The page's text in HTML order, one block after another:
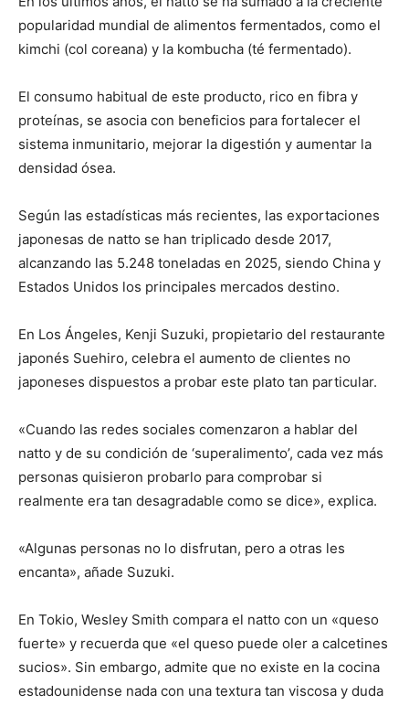
popularidad mundial de alimentos fermentados, como el
kimchi (col coreana) y la kombucha (té fermentado).
El consumo habitual de este producto, rico en fibra y
proteínas, se asocia con beneficios para fortalecer el
sistema inmunitario, mejorar la digestión y aumentar la
densidad ósea.
Según las estadísticas más recientes, las exportaciones
japonesas de natto se han triplicado desde 2017,
alcanzando las 5.248 toneladas en 2025, siendo China y
Estados Unidos los principales mercados destino.
En Los Ángeles, Kenji Suzuki, propietario del restaurante
japonés Suehiro, celebra el aumento de clientes no
japoneses dispuestos a probar este plato tan particular.
«Cuando las redes sociales comenzaron a hablar del
natto y de su condición de ‘superalimento’, cada vez más
personas quisieron probarlo para comprobar si
realmente era tan desagradable como se dice», explica.
«Algunas personas no lo disfrutan, pero a otras les
encanta», añade Suzuki.
En Tokio, Wesley Smith compara el natto con un «queso
fuerte» y recuerda que «el queso puede oler a calcetines
sucios». Sin embargo, admite que no existe en la cocina
estadounidense nada con una textura tan viscosa y duda